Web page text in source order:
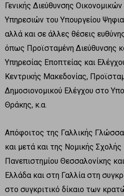
Γενικής Διεύθυνσης
Υπηρεσιών του Υπουργείου
αλλά και σε άλλες θέσεις
όπως Προϊσταμένη Διεύθυνσης
Υπηρεσίας Εποπτείας και
Κεντρικής Μακεδονίας,
Δημοσιονομικού Ελέγχου στο
Θράκης, κ.α.
Απόφοιτος της Γαλλικής
και μετά και της Νομικής
Πανεπιστημίου Θεσσαλονίκης
Ελλάδα και στη Γαλλία στη
στο συγκριτικό δίκαιο των